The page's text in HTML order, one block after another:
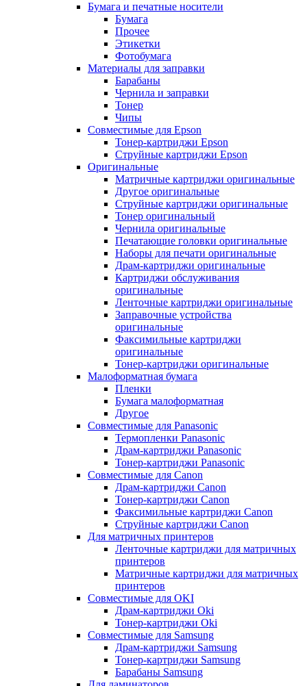
Бумага и печатные носители
Бумага
Прочее
Этикетки
Фотобумага
Материалы для заправки
Барабаны
Чернила и заправки
Тонер
Чипы
Совместимые для Epson
Тонер-картриджи Epson
Струйные картриджи Epson
Оригинальные
Матричные картриджи оригинальные
Другое оригинальные
Струйные картриджи оригинальные
Тонер оригинальный
Чернила оригинальные
Печатающие головки оригинальные
Наборы для печати оригинальные
Драм-картриджи оригинальные
Картриджи обслуживания
оригинальные
Ленточные картриджи оригинальные
Заправочные устройства
оригинальные
Факсимильные картриджи
оригинальные
Тонер-картриджи оригинальные
Малоформатная бумага
Пленки
Бумага малоформатная
Другое
Совместимые для Panasonic
Термопленки Panasonic
Драм-картриджи Panasonic
Тонер-картриджи Panasonic
Совместимые для Canon
Драм-картриджи Canon
Тонер-картриджи Canon
Факсимильные картриджи Canon
Струйные картриджи Canon
Для матричных принтеров
Ленточные картриджи для матричных
принтеров
Матричные картриджи для матричных
принтеров
Совместимые для OKI
Драм-картриджи Oki
Тонер-картриджи Oki
Совместимые для Samsung
Драм-картриджи Samsung
Тонер-картриджи Samsung
Барабаны Samsung